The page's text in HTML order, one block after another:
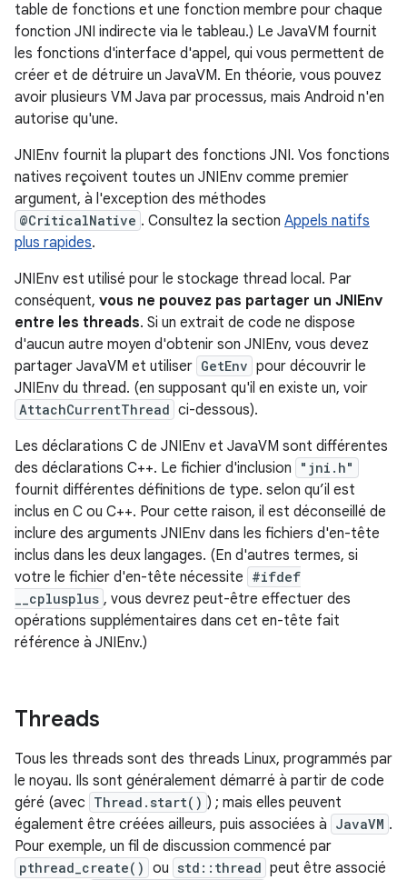
table de fonctions et une fonction membre pour chaque
fonction JNI indirecte via le tableau.) Le JavaVM fournit
les fonctions d'interface d'appel, qui vous permettent de
créer et de détruire un JavaVM. En théorie, vous pouvez
avoir plusieurs VM Java par processus, mais Android n'en
autorise qu'une.
JNIEnv fournit la plupart des fonctions JNI. Vos fonctions
natives reçoivent toutes un JNIEnv comme premier
argument, à l'exception des méthodes
@CriticalNative . Consultez la section Appels natifs
plus rapides.
JNIEnv est utilisé pour le stockage thread local. Par
conséquent, vous ne pouvez pas partager un JNIEnv
entre les threads. Si un extrait de code ne dispose
d'aucun autre moyen d'obtenir son JNIEnv, vous devez
partager JavaVM et utiliser GetEnv pour découvrir le
JNIEnv du thread. (en supposant qu'il en existe un, voir
AttachCurrentThread ci-dessous).
Les déclarations C de JNIEnv et JavaVM sont différentes
des déclarations C++. Le fichier d'inclusion
"jni.h"
fournit différentes définitions de type. selon qu’il est
inclus en C ou C++. Pour cette raison, il est déconseillé de
inclure des arguments JNIEnv dans les fichiers d'en-tête
inclus dans les deux langages. (En d'autres termes, si
votre le fichier d'en-tête nécessite #ifdef
__cplusplus , vous devrez peut-être effectuer des
opérations supplémentaires dans cet en-tête fait
référence à JNIEnv.)
Threads
Tous les threads sont des threads Linux, programmés par
le noyau. Ils sont généralement démarré à partir de code
géré (avec Thread.start() ) ; mais elles peuvent
également être créées ailleurs, puis associées à JavaVM .
Pour exemple, un fil de discussion commencé par
pthread_create() ou std::thread peut être associé